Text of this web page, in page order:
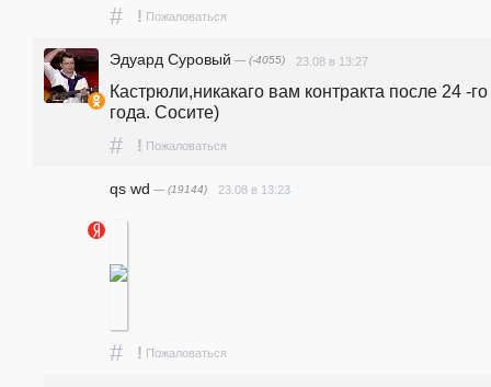
# ! Пожаловаться
Эдуард Суровый — (-4055) 23.08 в 13:27
Кастрюли,никакаго вам контракта после 24 -го
года. Сосите)
# ! Пожаловаться
qs wd — (19144) 23.08 в 13:23
# ! Пожаловаться